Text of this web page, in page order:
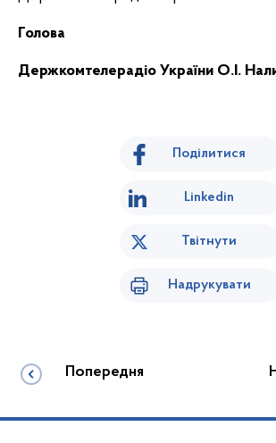
Голова
Держкомтелерадіо України О.І.
Поділитися
Linkedin
Твітнути
Надрукувати
Попередня